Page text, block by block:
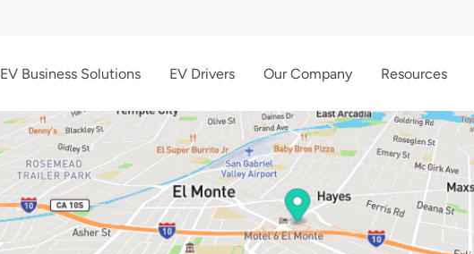
EV Business Solutions EV Drivers Our Company Resources